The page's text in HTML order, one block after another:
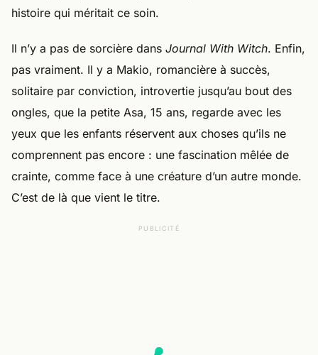
histoire qui méritait ce soin.
Il n’y a pas de sorcière dans Journal With Witch. Enfin,
pas vraiment. Il y a Makio, romancière à succès,
solitaire par conviction, introvertie jusqu’au bout des
ongles, que la petite Asa, 15 ans, regarde avec les
yeux que les enfants réservent aux choses qu’ils ne
comprennent pas encore : une fascination mêlée de
crainte, comme face à une créature d’un autre monde.
C’est de là que vient le titre.
PUBLICITÉ